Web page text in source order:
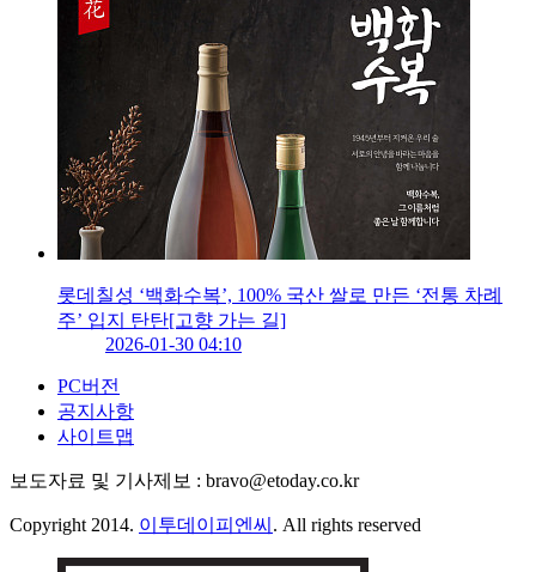
롯데칠성 ‘백화수복’, 100% 국산 쌀로 만든 ‘전통 차례
주’ 입지 탄탄[고향 가는 길]
2026-01-30 04:10
PC버전
공지사항
사이트맵
보도자료 및 기사제보 : bravo@etoday.co.kr
Copyright 2014. 이투데이피엔씨 . All rights reserved